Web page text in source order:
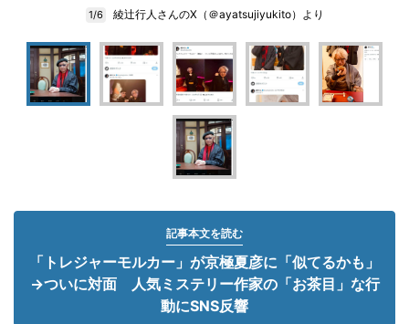
1/6 綾辻行人さんのX（＠ayatsujiyukito）より
記事本文を読む
「トレジャーモルカー」が京極夏彦に「似てるかも」
→ついに対面 人気ミステリー作家の「お茶目」な行
動にSNS反響